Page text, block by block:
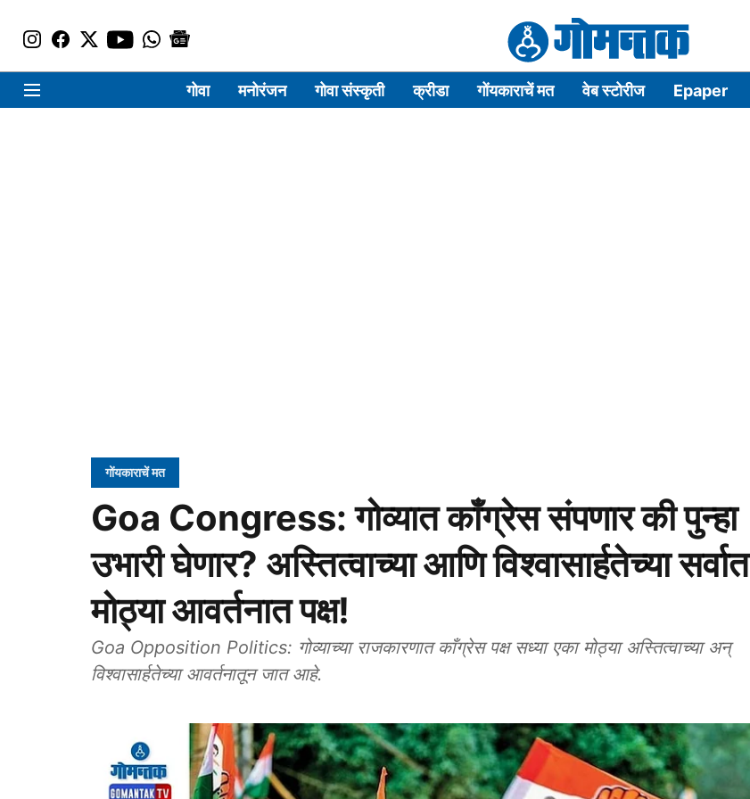
गोवा मनोरंजन गोवा संस्कृती क्रीडा गोंयकाराचें मत वेब स्टोरीज Epaper
गोंयकाराचें मत
Goa Congress: गोव्यात काँग्रेस संपणार की पुन्हा
उभारी घेणार? अस्तित्वाच्या आणि विश्वासार्हतेच्या सर्वात
मोठ्या आवर्तनात पक्ष!
Goa Opposition Politics: गोव्याच्या राजकारणात काँग्रेस पक्ष सध्या एका मोठ्या अस्तित्वाच्या अन्
विश्वासार्हतेच्या आवर्तनातून जात आहे.